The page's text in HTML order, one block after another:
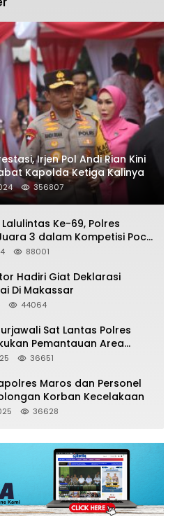
Irjen Pol Andi Rian Kini
Kapolda Ketiga Kalinya
356807
Ke-69, Polres
3 dalam Kompetisi Pocil
88001
Hadiri Giat Deklarasi
Di Makassar
44064
Sat Lantas Polres
Pemantauan Area
36651
Maros dan Personel
Korban Kecelakaan
36628